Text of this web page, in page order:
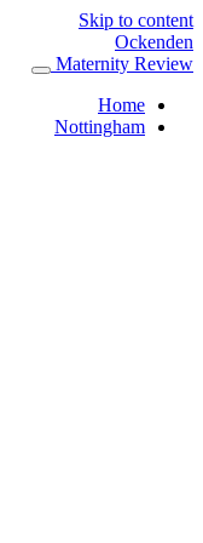
Skip to content
Ockenden
Maternity Review
Home
Nottingham